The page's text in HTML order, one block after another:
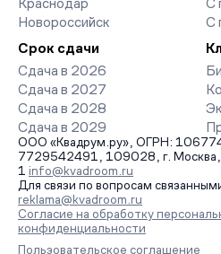
Краснодар
Новороссийск
С
С
Срок сдачи
Сдача в 2026
Сдача в 2027
Сдача в 2028
Сдача в 2029
ООО «Квадрум.ру», ОГРН:
7729542491, 109028, г. Москва,
1 info@kvadroom.ru
Для связи по вопросам
reklama@kvadroom.ru
Согласие на обработку
конфиденциальности
Пользовательское соглашение